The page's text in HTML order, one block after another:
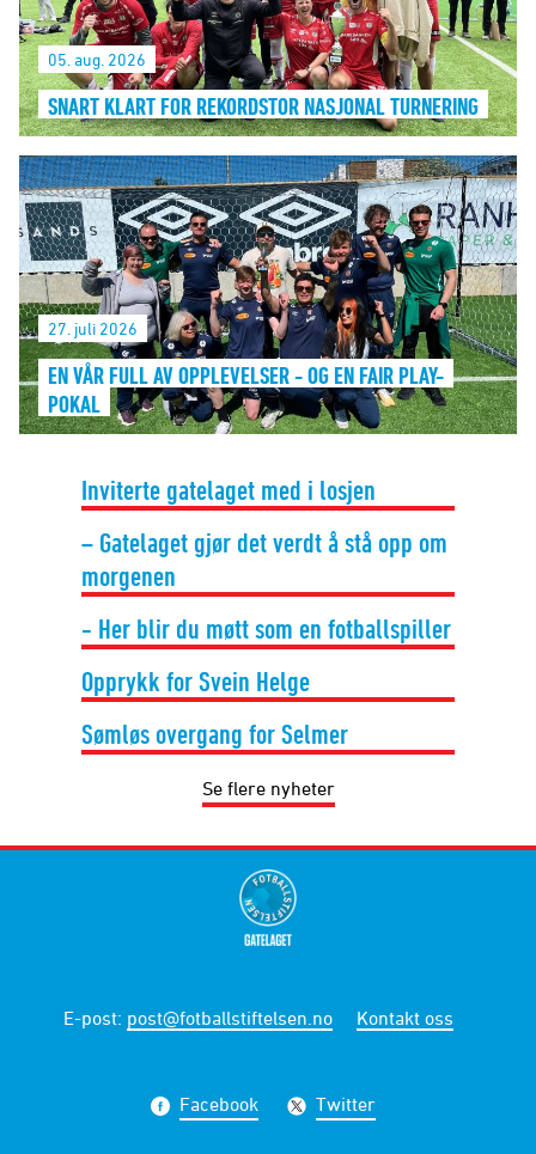
05. aug. 2026
SNART KLART FOR REKORDSTOR NASJONAL TURNERING
27. juli 2026
EN VÅR FULL AV OPPLEVELSER - OG EN FAIR PLAY-
POKAL
Inviterte gatelaget med i losjen
– Gatelaget gjør det verdt å stå opp om
morgenen
- Her blir du møtt som en fotballspiller
Opprykk for Svein Helge
Sømløs overgang for Selmer
Se flere nyheter
E-post: post@fotballstiftelsen.no Kontakt oss
Facebook Twitter